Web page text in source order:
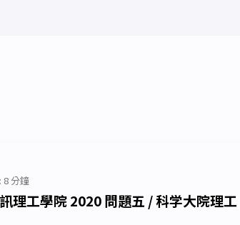
8 分鐘
理工學院 2020 問題五 / 科学大院理工